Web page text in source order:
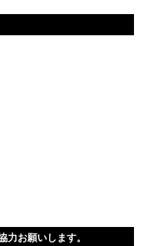
力お願いします。